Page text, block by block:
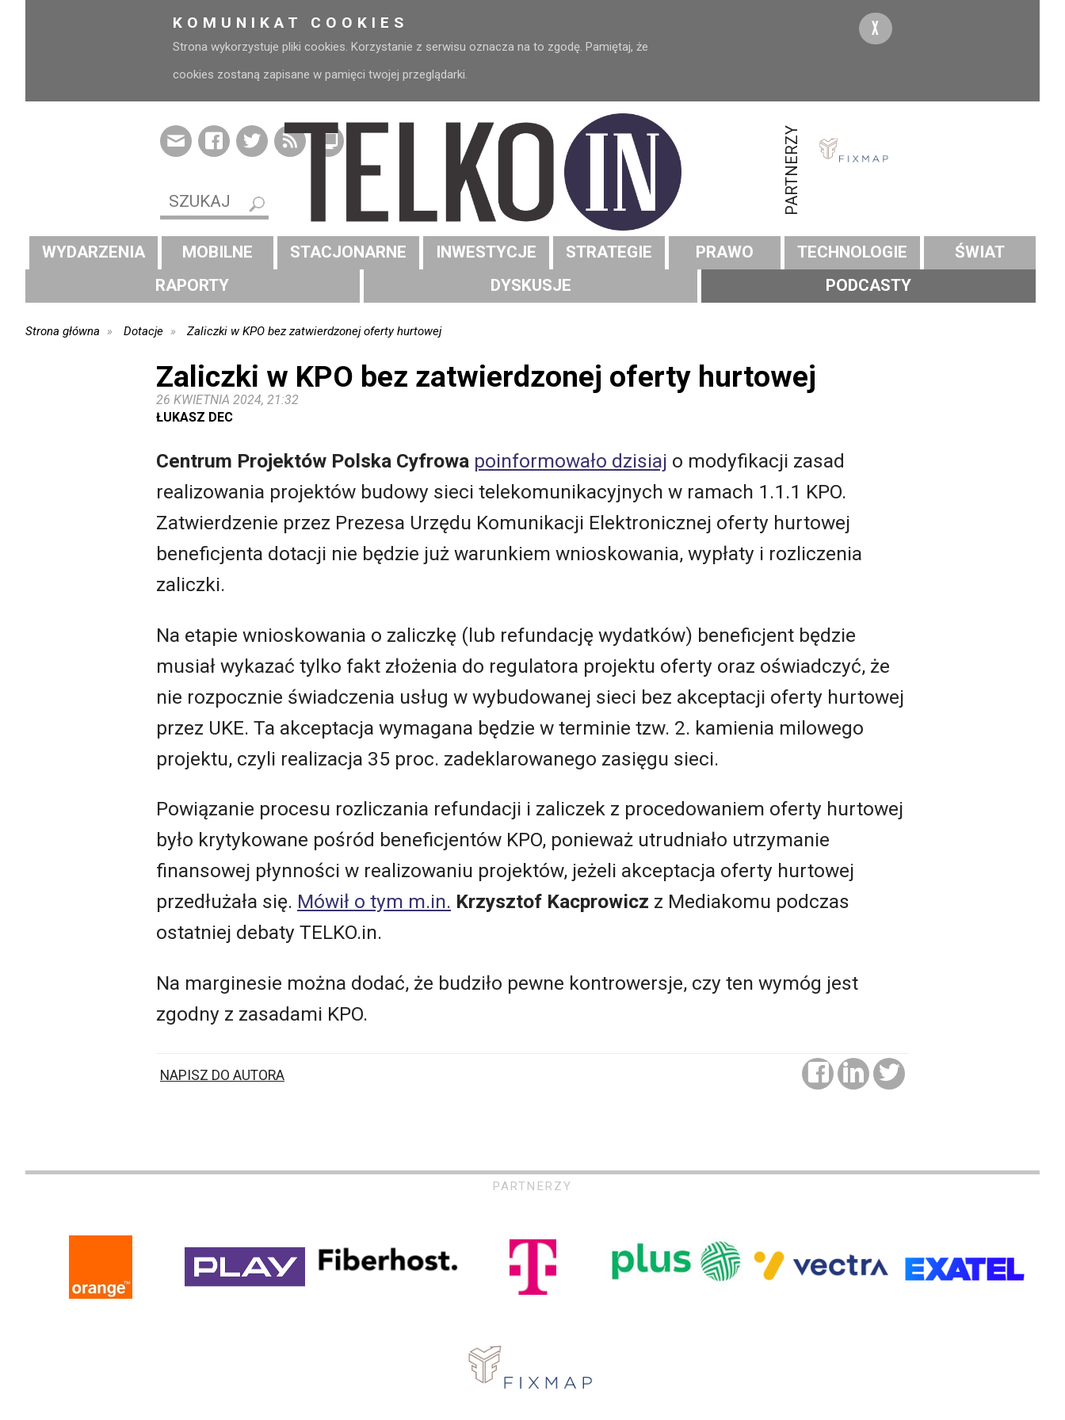
KOMUNIKAT COOKIES
Strona wykorzystuje pliki cookies. Korzystanie z serwisu oznacza na to zgodę. Pamiętaj, że
cookies zostaną zapisane w pamięci twojej przeglądarki.
X
PARTNERZY
WYDARZENIA MOBILNE STACJONARNE INWESTYCJE STRATEGIE PRAWO TECHNOLOGIE
ŚWIAT
RAPORTY
DYSKUSJE PODCASTY
Strona główna Dotacje Zaliczki w KPO bez zatwierdzonej oferty hurtowej
Zaliczki w KPO bez zatwierdzonej oferty hurtowej
26 KWIETNIA 2024, 21:32
ŁUKASZ DEC
Centrum Projektów Polska Cyfrowa poinformowało dzisiaj o modyfikacji zasad
realizowania projektów budowy sieci telekomunikacyjnych w ramach 1.1.1 KPO.
Zatwierdzenie przez Prezesa Urzędu Komunikacji Elektronicznej oferty hurtowej
beneficjenta dotacji nie będzie już warunkiem wnioskowania, wypłaty i rozliczenia
zaliczki.
Na etapie wnioskowania o zaliczkę (lub refundację wydatków) beneficjent będzie
musiał wykazać tylko fakt złożenia do regulatora projektu oferty oraz oświadczyć, że
nie rozpocznie świadczenia usług w wybudowanej sieci bez akceptacji oferty hurtowej
przez UKE. Ta akceptacja wymagana będzie w terminie tzw. 2. kamienia milowego
projektu, czyli realizacja 35 proc. zadeklarowanego zasięgu sieci.
Powiązanie procesu rozliczania refundacji i zaliczek z procedowaniem oferty hurtowej
było krytykowane pośród beneficjentów KPO, ponieważ utrudniało utrzymanie
finansowej płynności w realizowaniu projektów, jeżeli akceptacja oferty hurtowej
przedłużała się. Mówił o tym m.in. Krzysztof Kacprowicz z Mediakomu podczas
ostatniej debaty TELKO.in.
Na marginesie można dodać, że budziło pewne kontrowersje, czy ten wymóg jest
zgodny z zasadami KPO.
NAPISZ DO AUTORA
PARTNERZY